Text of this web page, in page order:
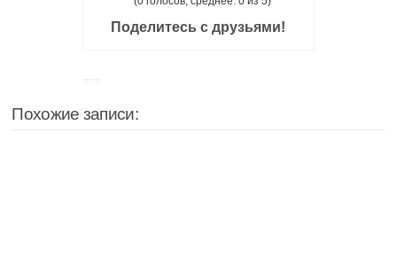
Поделитесь с друзьями!
Похожие записи: